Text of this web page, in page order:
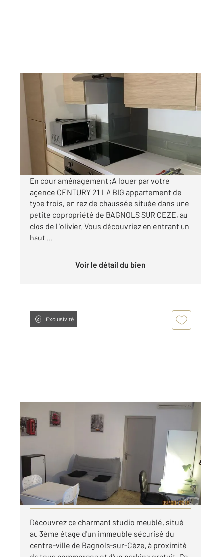
BAGNOLS SUR CEZE 30
58 m
Ref : 9325
Appartement F3 à louer
660 €
par mois charges comprises
En cour aménagement ;A louer par votre
agence CENTURY 21 LA BIG appartement de
type trois, en rez de chaussée située dans une
petite copropriété de BAGNOLS SUR CEZE, au
clos de l 'olivier. Vous découvriez en entrant un
haut ...
Voir le détail du bien
Exclusivité
BAGNOLS SUR CEZE 30
18,70 m2, 1 pièce
Ref : 9274
Appartement Studio à louer
425 €
par mois charges comprises
Visiter le site dédié
Découvrez ce charmant studio meublé, situé
au 3ème étage d'un immeuble sécurisé du
centre-ville de Bagnols-sur-Cèze, à proximité